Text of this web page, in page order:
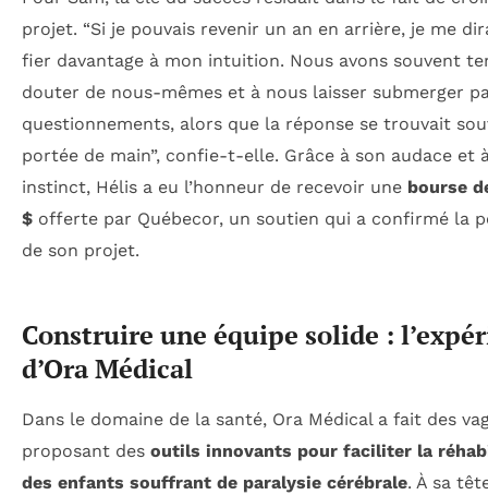
projet. “Si je pouvais revenir un an en arrière, je me
fier davantage à mon intuition. Nous avons souvent
douter de nous-mêmes et à nous laisser submerger
questionnements, alors que la réponse se trouvait
portée de main”, confie-t-elle. Grâce à son audace et
instinct, Hélis a eu l’honneur de recevoir une bourse
$ offerte par Québecor, un soutien qui a confirmé la
de son projet.
Construire une équipe solide :
d’Ora Médical
Dans le domaine de la santé, Ora Médical a fait des
proposant des outils innovants pour faciliter la
des enfants souffrant de paralysie cérébrale. À sa